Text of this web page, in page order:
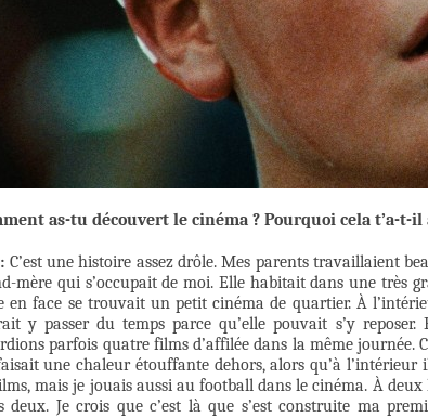
as-tu découvert le cinéma ? Pourquoi cela t’a-t-
C’est une histoire assez drôle. Mes parents travaillaient
mère qui s’occupait de moi. Elle habitait dans une très
en face se trouvait un petit cinéma de quartier. À
y passer du temps parce qu’elle pouvait s’y
parfois quatre films d’affilée dans la même journée.
une chaleur étouffante dehors, alors qu’à l’intérieur
mais je jouais aussi au football dans le cinéma. À
deux. Je crois que c’est là que s’est construite ma